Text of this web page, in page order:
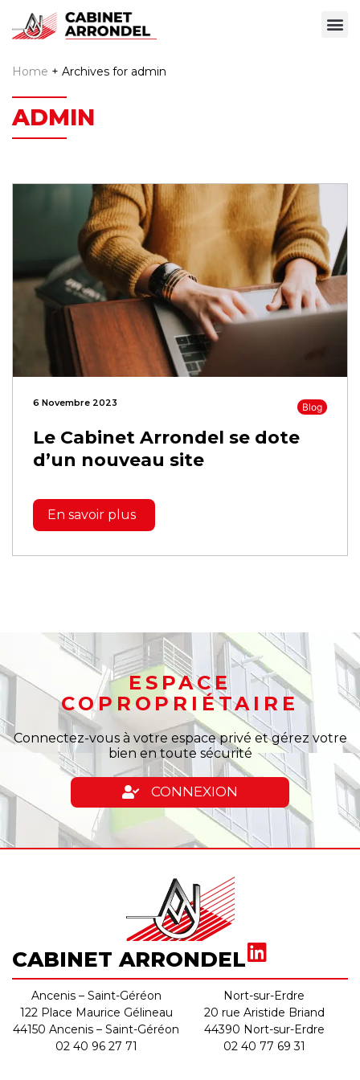
Home + Archives for admin
ADMIN
6 Novembre 2023 Blog
Le Cabinet Arrondel se dote
d’un nouveau site
En savoir plus
ESPACE
COPROPRIÉTAIRE
Connectez-vous à votre espace privé et gérez votre
bien en toute sécurité
CONNEXION
CABINET ARRONDEL
Ancenis – Saint-Géréon
122 Place Maurice Gélineau
44150 Ancenis – Saint-Géréon
02 40 96 27 71
Nort-sur-Erdre
20 rue Aristide Briand
44390 Nort-sur-Erdre
02 40 77 69 31